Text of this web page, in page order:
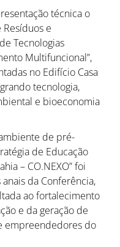
técnica o
e
Tecnologias
Multifuncional”,
no Edifício Casa
tecnologia,
e bioeconomia
de pré-
de Educação
– CO.NEXO” foi
da Conferência,
ao fortalecimento
e da geração de
empreendedores do